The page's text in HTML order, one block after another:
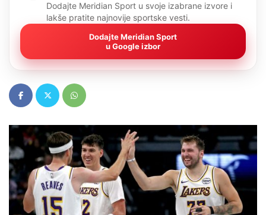
Dodajte Meridian Sport u svoje izabrane izvore i
lakše pratite najnovije sportske vesti.
Dodajte Meridian Sport
u Google izbor